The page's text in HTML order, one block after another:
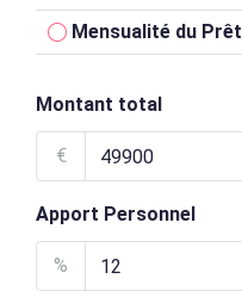
Mensualité du Prêt
Montant total
€
Apport Personnel
%